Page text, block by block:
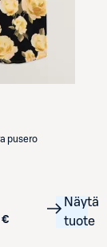
pusero
€
Näytä
tuote